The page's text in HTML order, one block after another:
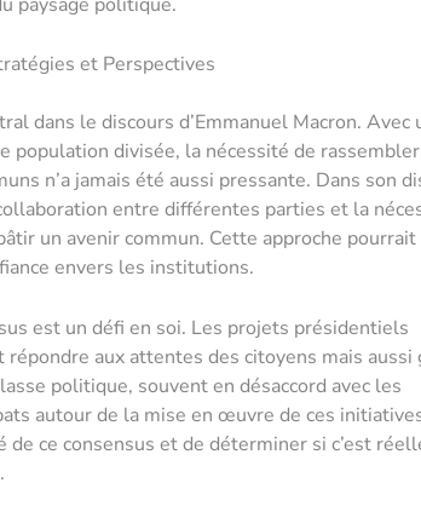
et Perspectives
dans le discours d’Emmanuel Macron. Avec
population divisée, la nécessité de
n’a jamais été aussi pressante. Dans son
entre différentes parties et la
un avenir commun. Cette approche
envers les institutions.
est un défi en soi. Les projets présidentiels
aux attentes des citoyens mais aussi
politique, souvent en désaccord avec les
autour de la mise en œuvre de ces
ce consensus et de déterminer si c’est